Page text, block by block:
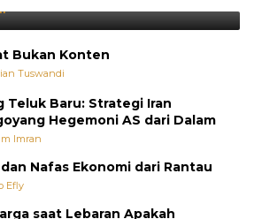
Bukan Konten
Tuswandi
Teluk Baru: Strategi Iran
Hegemoni AS dari Dalam
Imran
Nafas Ekonomi dari Rantau
Efly
saat Lebaran Apakah